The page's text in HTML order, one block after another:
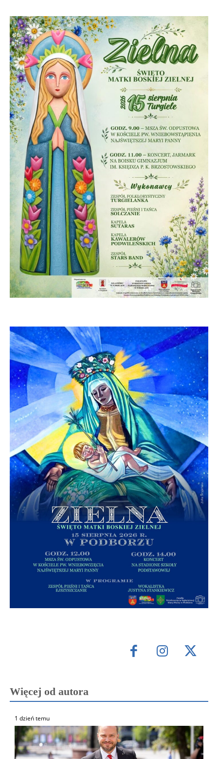
Więcej od autora
1 dzień temu